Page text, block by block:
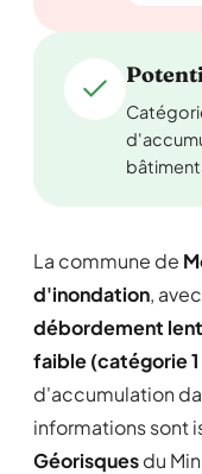
La commune de
d'inondation,
débordement lent
faible (catégorie 1
d'accumulation
informations sont
Géorisquesdu